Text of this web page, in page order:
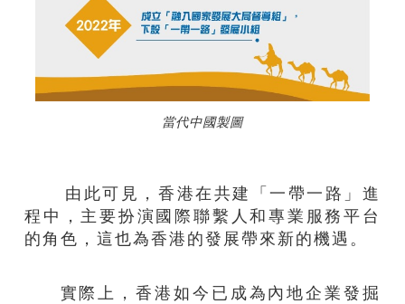
當代中國製圖
由此可見，香港在共建「一帶一路」進
程中，主要扮演國際聯繫人和專業服務平台
的角色，這也為香港的發展帶來新的機遇。
實際上，香港如今已成為內地企業發掘